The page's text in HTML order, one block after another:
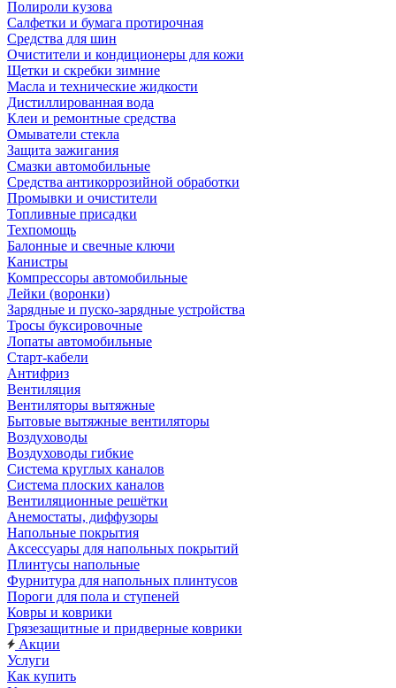
Полироли кузова
Салфетки и бумага протирочная
Средства для шин
Очистители и кондиционеры для кожи
Щетки и скребки зимние
Масла и технические жидкости
Дистиллированная вода
Клеи и ремонтные средства
Омыватели стекла
Защита зажигания
Смазки автомобильные
Средства антикоррозийной обработки
Промывки и очистители
Топливные присадки
Техпомощь
Балонные и свечные ключи
Канистры
Компрессоры автомобильные
Лейки (воронки)
Зарядные и пуско-зарядные устройства
Тросы буксировочные
Лопаты автомобильные
Старт-кабели
Антифриз
Вентиляция
Вентиляторы вытяжные
Бытовые вытяжные вентиляторы
Воздуховоды
Воздуховоды гибкие
Система круглых каналов
Система плоских каналов
Вентиляционные решётки
Анемостаты, диффузоры
Напольные покрытия
Аксессуары для напольных покрытий
Плинтусы напольные
Фурнитура для напольных плинтусов
Пороги для пола и ступеней
Ковры и коврики
Грязезащитные и придверные коврики
Акции
Услуги
Как купить